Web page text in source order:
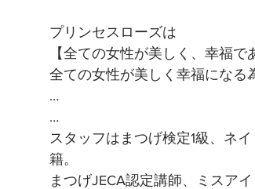
プリンセスローズは
【全ての女性が美しく、幸福
全ての女性が美しく幸福にな
…
…
スタッフはまつげ検定1級、ネ
籍。
まつげJECA認定講師、ミスア